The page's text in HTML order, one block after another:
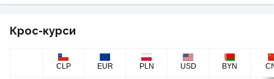
Крос-курси
CLP EUR PLN USD BYN